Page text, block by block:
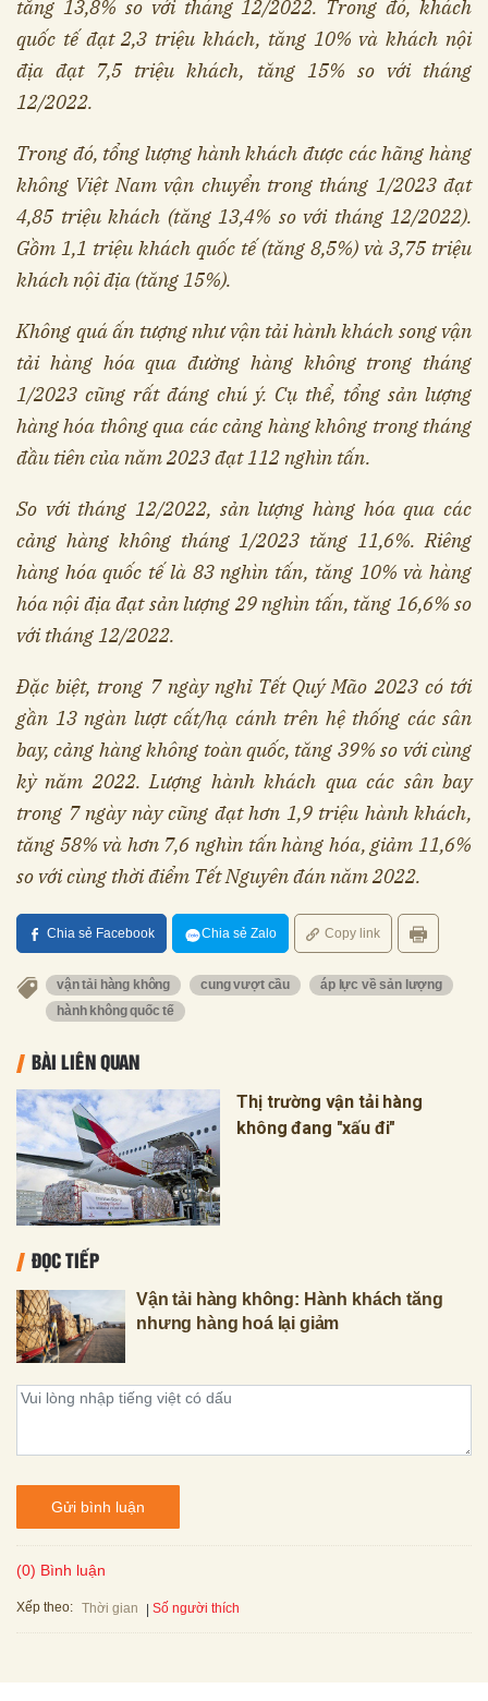
tăng 13,8% so với tháng 12/2022. Trong đó, khách
quốc tế đạt 2,3 triệu khách, tăng 10% và khách nội
địa đạt 7,5 triệu khách, tăng 15% so với tháng
12/2022.
Trong đó, tổng lượng hành khách được các hãng hàng
không Việt Nam vận chuyển trong tháng 1/2023 đạt
4,85 triệu khách (tăng 13,4% so với tháng 12/2022).
Gồm 1,1 triệu khách quốc tế (tăng 8,5%) và 3,75 triệu
khách nội địa (tăng 15%).
Không quá ấn tượng như vận tải hành khách song vận
tải hàng hóa qua đường hàng không trong tháng
1/2023 cũng rất đáng chú ý. Cụ thể, tổng sản lượng
hàng hóa thông qua các cảng hàng không trong tháng
đầu tiên của năm 2023 đạt 112 nghìn tấn.
So với tháng 12/2022, sản lượng hàng hóa qua các
cảng hàng không tháng 1/2023 tăng 11,6%. Riêng
hàng hóa quốc tế là 83 nghìn tấn, tăng 10% và hàng
hóa nội địa đạt sản lượng 29 nghìn tấn, tăng 16,6% so
với tháng 12/2022.
Đặc biệt, trong 7 ngày nghỉ Tết Quý Mão 2023 có tới
gần 13 ngàn lượt cất/hạ cánh trên hệ thống các sân
bay, cảng hàng không toàn quốc, tăng 39% so với cùng
kỳ năm 2022. Lượng hành khách qua các sân bay
trong 7 ngày này cũng đạt hơn 1,9 triệu hành khách,
tăng 58% và hơn 7,6 nghìn tấn hàng hóa, giảm 11,6%
so với cùng thời điểm Tết Nguyên đán năm 2022.
Chia sẻ Facebook Chia sẻ Zalo Copy link
vận tải hàng không cung vượt cầu
áp lực về sản lượng
hành không quốc tế
BÀI LIÊN QUAN
Thị trường vận tải hàng
không đang "xấu đi"
ĐỌC TIẾP
Vận tải hàng không: Hành khách tăng
nhưng hàng hoá lại giảm
Gửi bình luận
(0) Bình luận
Xếp theo: Thời gian Số người thích